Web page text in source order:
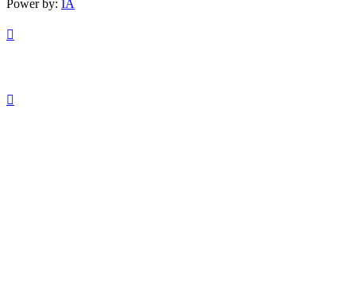
Power by: IA